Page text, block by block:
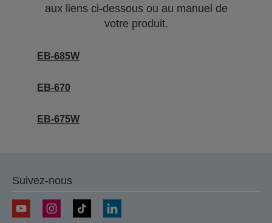
aux liens ci-dessous ou au manuel de
votre produit.
EB-685W
EB-670
EB-675W
Suivez-nous